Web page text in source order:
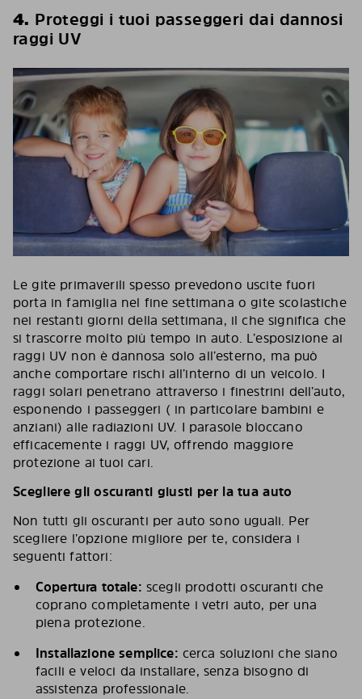
4. Proteggi i tuoi passeggeri dai dannosi
raggi UV
Le gite primaverili spesso prevedono uscite fuori
porta in famiglia nel fine settimana o gite scolastiche
nei restanti giorni della settimana, il che significa che
si trascorre molto più tempo in auto. L’esposizione ai
raggi UV non è dannosa solo all’esterno, ma può
anche comportare rischi all’interno di un veicolo. I
raggi solari penetrano attraverso i finestrini dell’auto,
esponendo i passeggeri ( in particolare bambini e
anziani) alle radiazioni UV. I parasole bloccano
efficacemente i raggi UV, offrendo maggiore
protezione ai tuoi cari.
Scegliere gli oscuranti giusti per la tua auto
Non tutti gli oscuranti per auto sono uguali. Per
scegliere l’opzione migliore per te, considera i
seguenti fattori:
Copertura totale: scegli prodotti oscuranti che
coprano completamente i vetri auto, per una
piena protezione.
Installazione semplice: cerca soluzioni che siano
facili e veloci da installare, senza bisogno di
assistenza professionale.